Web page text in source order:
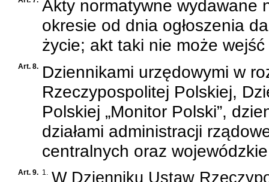
Akty normatywne wydawane
okresie od dnia ogłoszenia
życie; akt taki nie może
Art. 8. Dziennikami urzędowymi w
Rzeczypospolitej Polskiej,
Polskiej „Monitor Polski”,
działami administracji
centralnych oraz
Art. 9. 1. W Dzienniku Ustaw